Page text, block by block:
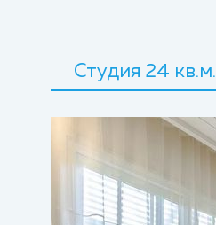
Студия 24 кв.м.